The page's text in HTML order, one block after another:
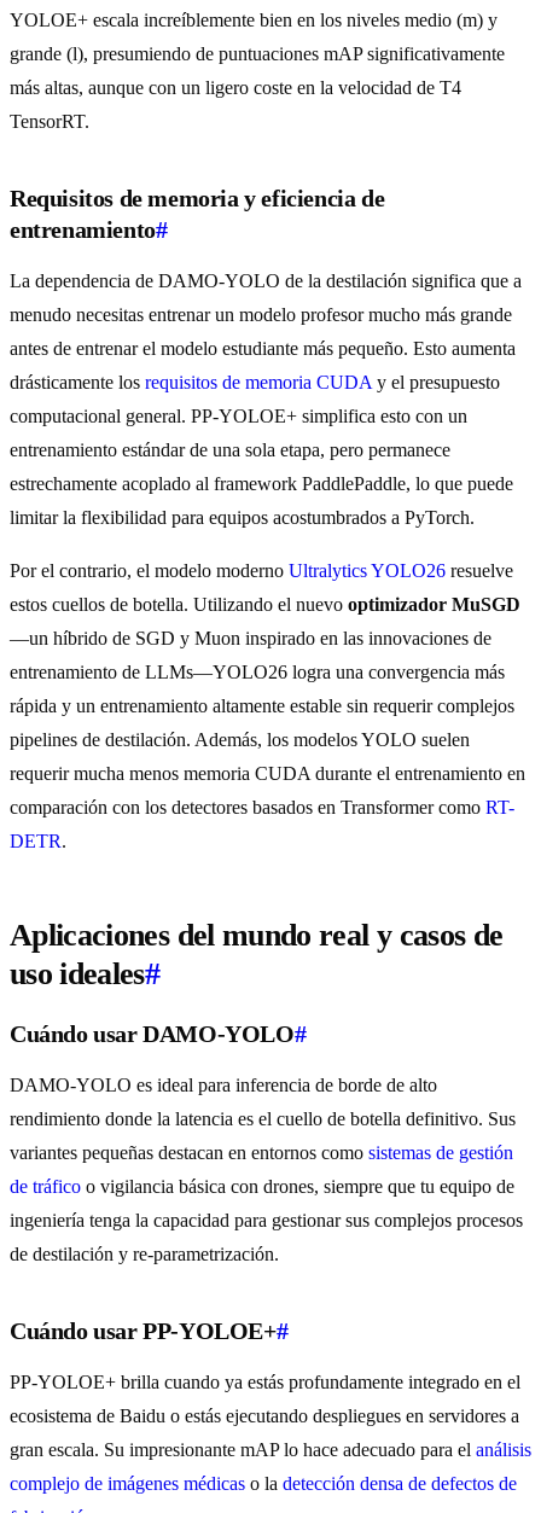
YOLOE+ escala increíblemente bien en los niveles medio (m) y
grande (l), presumiendo de puntuaciones mAP significativamente
más altas, aunque con un ligero coste en la velocidad de T4
TensorRT.
Requisitos de memoria y eficiencia de
entrenamiento#
La dependencia de DAMO-YOLO de la destilación significa que a
menudo necesitas entrenar un modelo profesor mucho más grande
antes de entrenar el modelo estudiante más pequeño. Esto aumenta
drásticamente los requisitos de memoria CUDA y el presupuesto
computacional general. PP-YOLOE+ simplifica esto con un
entrenamiento estándar de una sola etapa, pero permanece
estrechamente acoplado al framework PaddlePaddle, lo que puede
limitar la flexibilidad para equipos acostumbrados a PyTorch.
Por el contrario, el modelo moderno Ultralytics YOLO26 resuelve
estos cuellos de botella. Utilizando el nuevo optimizador MuSGD
—un híbrido de SGD y Muon inspirado en las innovaciones de
entrenamiento de LLMs—YOLO26 logra una convergencia más
rápida y un entrenamiento altamente estable sin requerir complejos
pipelines de destilación. Además, los modelos YOLO suelen
requerir mucha menos memoria CUDA durante el entrenamiento en
comparación con los detectores basados en Transformer como RT-
DETR.
Aplicaciones del mundo real y casos de
uso ideales#
Cuándo usar DAMO-YOLO#
DAMO-YOLO es ideal para inferencia de borde de alto
rendimiento donde la latencia es el cuello de botella definitivo. Sus
variantes pequeñas destacan en entornos como sistemas de gestión
de tráfico o vigilancia básica con drones, siempre que tu equipo de
ingeniería tenga la capacidad para gestionar sus complejos procesos
de destilación y re-parametrización.
Cuándo usar PP-YOLOE+#
PP-YOLOE+ brilla cuando ya estás profundamente integrado en el
ecosistema de Baidu o estás ejecutando despliegues en servidores a
gran escala. Su impresionante mAP lo hace adecuado para el análisis
complejo de imágenes médicas o la detección densa de defectos de